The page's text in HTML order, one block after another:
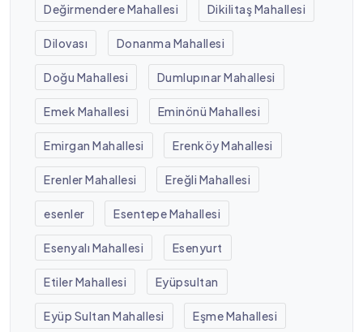
Değirmendere Mahallesi Dikilitaş Mahallesi
Dilovası Donanma Mahallesi
Doğu Mahallesi Dumlupınar Mahallesi
Emek Mahallesi Eminönü Mahallesi
Emirgan Mahallesi Erenköy Mahallesi
Erenler Mahallesi Ereğli Mahallesi
esenler Esentepe Mahallesi
Esenyalı Mahallesi Esenyurt
Etiler Mahallesi Eyüpsultan
Eyüp Sultan Mahallesi Eşme Mahallesi